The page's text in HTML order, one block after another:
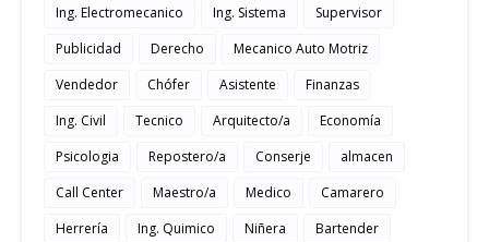
Ing. Electromecanico
Ing. Sistema
Supervisor
Publicidad
Derecho
Mecanico Auto Motriz
Vendedor
Chófer Asistente
Finanzas
Ing. Civil
Tecnico Arquitecto/a
Economía
Psicologia
Repostero/a Conserje
almacen
Call Center
Maestro/a Medico
Camarero
Herrería
Ing. Quimico Niñera
Bartender